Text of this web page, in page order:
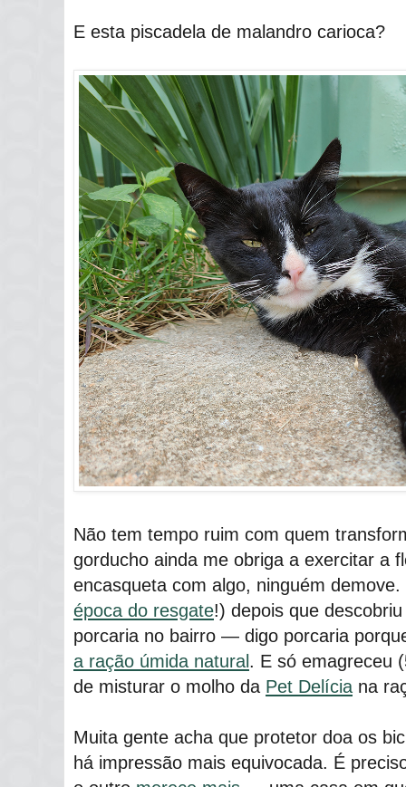
E esta piscadela de malandro carioca?
Não tem tempo ruim com quem
gorducho ainda me obriga a exercitar a
encasqueta com algo, ninguém
época do resgate!) depois que
porcaria no bairro ― digo porcaria
a ração úmida natural . E só emagreceu
de misturar o molho da Pet Delícia na
Muita gente acha que protetor doa os
há impressão mais equivocada. É